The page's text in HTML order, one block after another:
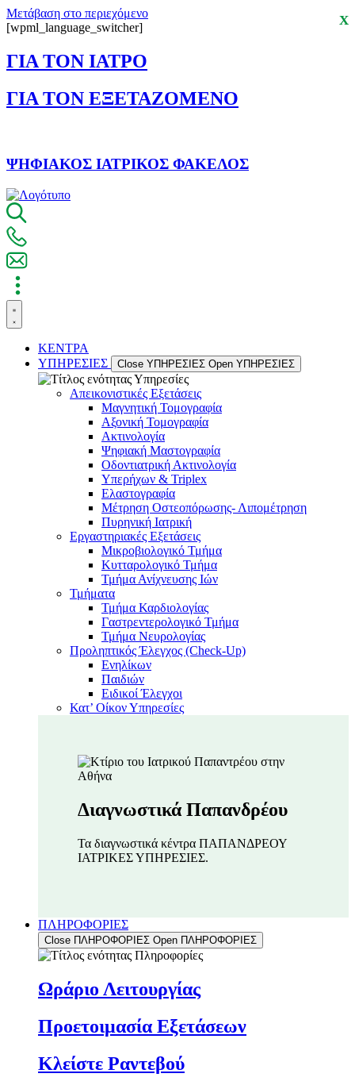
Μετάβαση στο περιεχόμενο
[wpml_language_switcher]
ΓΙΑ ΤΟΝ ΙΑΤΡΟ
ΓΙΑ ΤΟΝ ΕΞΕΤΑΖΟΜΕΝΟ
ΨΗΦΙΑΚΟΣ ΙΑΤΡΙΚΟΣ ΦΑΚΕΛΟΣ
ΚΕΝΤΡΑ
ΥΠΗΡΕΣΙΕΣ
Close ΥΠΗΡΕΣΙΕΣ Open ΥΠΗΡΕΣΙΕΣ
Απεικονιστικές Εξετάσεις
Μαγνητική Τομογραφία
Αξονική Τομογραφία
Ακτινολογία
Ψηφιακή Μαστογραφία
Οδοντιατρική Ακτινολογία
Υπερήχων & Triplex
Ελαστογραφία
Μέτρηση Οστεοπόρωσης- Λιπομέτρηση
Πυρηνική Ιατρική
Εργαστηριακές Εξετάσεις
Μικροβιολογικό Τμήμα
Κυτταρολογικό Τμήμα
Τμήμα Ανίχνευσης Ιών
Τμήματα
Τμήμα Καρδιολογίας
Γαστρεντερολογικό Τμήμα
Τμήμα Νευρολογίας
Προληπτικός Έλεγχος (Check-Up)
Ενηλίκων
Παιδιών
Ειδικοί Έλεγχοι
Κατ’ Οίκον Υπηρεσίες
Διαγνωστικά Παπανδρέου
Τα διαγνωστικά κέντρα ΠΑΠΑΝΔΡΕΟΥ
ΙΑΤΡΙΚΕΣ ΥΠΗΡΕΣΙΕΣ.
ΠΛΗΡΟΦΟΡΙΕΣ
Close ΠΛΗΡΟΦΟΡΙΕΣ Open ΠΛΗΡΟΦΟΡΙΕΣ
Ωράριο Λειτουργίας
Προετοιμασία Εξετάσεων
Κλείστε Ραντεβού
X